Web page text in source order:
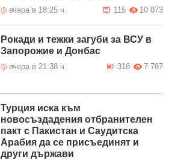
вчера в 18:25 ч. 10 073
115
Рокади и тежки загуби за ВСУ в
Запорожие и Донбас
вчера в 21:38 ч. 7 787
318
Турция иска към
новосъздадения отбранителен
пакт с Пакистан и Саудитска
Арабия да се присъединят и
други държави